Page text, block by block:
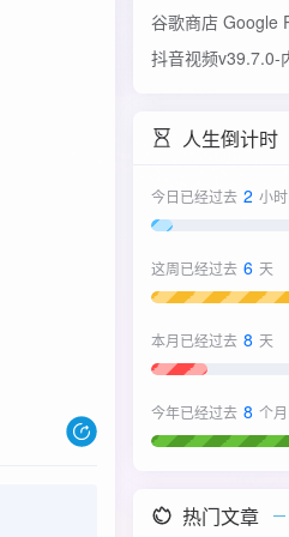
人生倒计时
今日已经过去 2 小时
这周已经过去 6 天
本月已经过去 8 天
今年已经过去 8 个月
热门文章